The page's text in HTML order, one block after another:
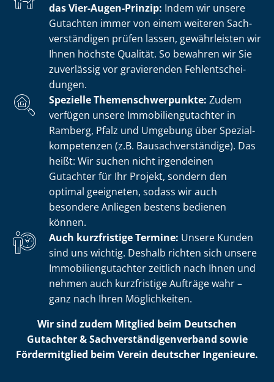
das Vier-Augen-Prinzip: Indem wir unsere
Gutachten immer von einem weiteren Sach­
ver­stän­di­gen prüfen lassen, gewährleisten wir
Ihnen höchste Qualität. So bewahren wir Sie
zuverlässig vor gravierenden Fehl­ent­schei­
dun­gen.
Spezielle The­men­schwer­punk­te: Zudem
verfügen unsere Im­mo­bi­li­en­gut­ach­ter in
Ramberg, Pfalz und Umgebung über Spe­zi­al­
kom­pe­ten­zen (z.B. Bau­sach­ver­stän­di­ge). Das
heißt: Wir suchen nicht irgendeinen
Gutachter für Ihr Projekt, sondern den
optimal geeigneten, sodass wir auch
besondere Anliegen bestens bedienen
können.
Auch kurzfristige Termine: Unsere Kunden
sind uns wichtig. Deshalb richten sich unsere
Im­mo­bi­li­en­gut­ach­ter zeitlich nach Ihnen und
nehmen auch kurzfristige Aufträge wahr –
ganz nach Ihren Möglichkeiten.
Wir sind zudem Mitglied beim Deutschen
Gutachter & Sach­ver­stän­di­gen­ver­band sowie
Fördermitglied beim Verein deutscher Ingenieure.